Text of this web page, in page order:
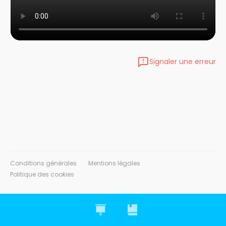
Signaler une erreur
Conditions générales
Mentions légales
Politique des cookies